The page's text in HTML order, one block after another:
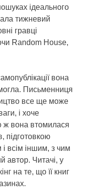
ідеального
тижневий
гравці
Random House,
вона
Письменниця
все ще може
і хоче
ж вона втомилася
підготовкою
всім іншим, з чим
автор. Читачі, у
на те, що її книг